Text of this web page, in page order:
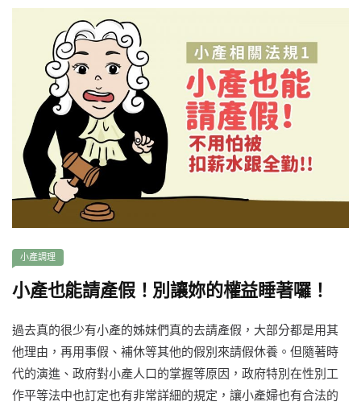
小產調理
小產也能請產假！別讓妳的權益睡著囉！
過去真的很少有小產的姊妹們真的去請產假，大部分都是用其
他理由，再用事假、補休等其他的假別來請假休養。但隨著時
代的演進、政府對小產人口的掌握等原因，政府特別在性別工
作平等法中也訂定也有非常詳細的規定，讓小產婦也有合法的